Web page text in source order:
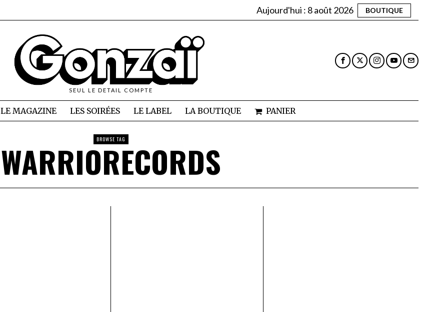
Aujourd'hui : 8 août 2026 BOUTIQUE
SEUL LE DETAIL COMPTE
LE MAGAZINE LES SOIRÉES LE LABEL LA BOUTIQUE PANIER
BROWSE TAG
WARRIORECORDS